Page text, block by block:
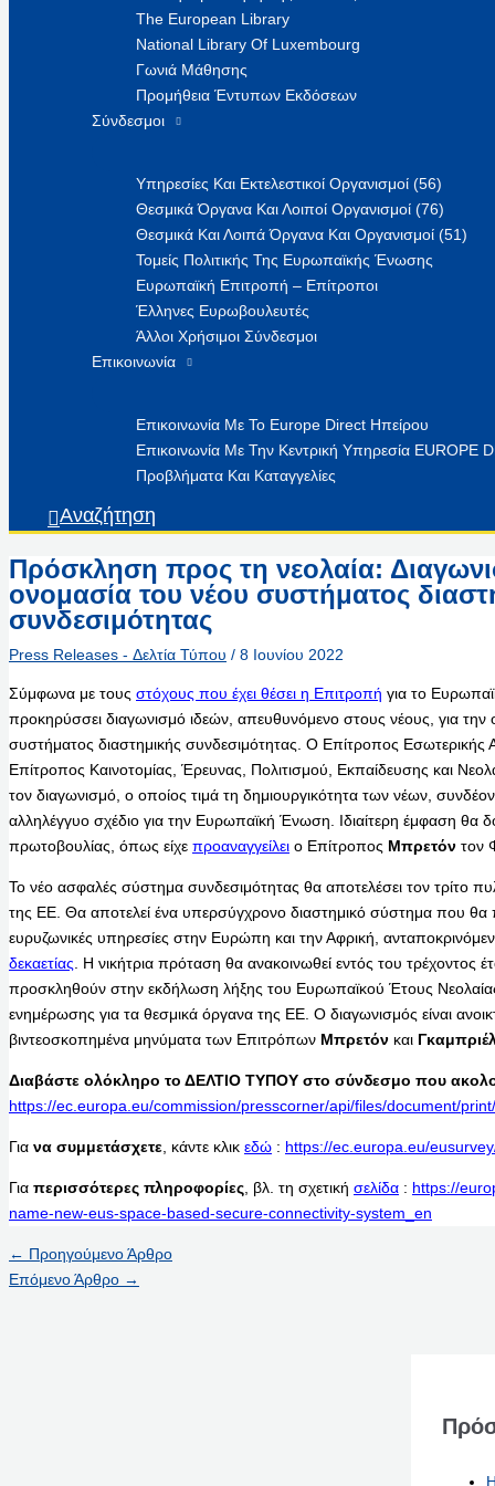
The European Library
National Library Of Luxembourg
Γωνιά Μάθησης
Προμήθεια Έντυπων Εκδόσεων
Σύνδεσμοι
Υπηρεσίες Και Εκτελεστικοί Οργανισμοί (56)
Θεσμικά Όργανα Και Λοιποί Οργανισμοί (76)
Θεσμικά Και Λοιπά Όργανα Και Οργανισμοί (51)
Τομείς Πολιτικής Της Ευρωπαϊκής Ένωσης
Ευρωπαϊκή Επιτροπή – Επίτροποι
Έλληνες Ευρωβουλευτές
Άλλοι Χρήσιμοι Σύνδεσμοι
Επικοινωνία
Επικοινωνία Με Το Europe Direct Ηπείρου
Επικοινωνία Με Την Κεντρική Υπηρεσία EUROPE
Προβλήματα Και Καταγγελίες
Αναζήτηση
Πρόσκληση προς τη νεολαία:
ονομασία του νέου συστήματος
συνδεσιμότητας
Press Releases - Δελτία Τύπου / 8 Ιουνίου 2022
Σύμφωνα με τους στόχους που έχει θέσει η Επιτροπή για το
προκηρύσσει διαγωνισμό ιδεών, απευθυνόμενο στους νέους, για
συστήματος διαστημικής συνδεσιμότητας. Ο Επίτροπος Εσωτερικής
Επίτροπος Καινοτομίας, Έρευνας, Πολιτισμού, Εκπαίδευσης και
τον διαγωνισμό, ο οποίος τιμά τη δημιουργικότητα των νέων,
αλληλέγγυο σχέδιο για την Ευρωπαϊκή Ένωση. Ιδιαίτερη έμφαση θα
πρωτοβουλίας, όπως είχε προαναγγείλει ο Επίτροπος Μπρετόν τον
Το νέο ασφαλές σύστημα συνδεσιμότητας θα αποτελέσει τον τρίτο
της ΕΕ. Θα αποτελεί ένα υπερσύγχρονο διαστημικό σύστημα που θα
ευρυζωνικές υπηρεσίες στην Ευρώπη και την Αφρική,
δεκαετίας . Η νικήτρια πρόταση θα ανακοινωθεί εντός του τρέχοντος
προσκληθούν στην εκδήλωση λήξης του Ευρωπαϊκού Έτους
ενημέρωσης για τα θεσμικά όργανα της ΕΕ. Ο διαγωνισμός είναι
βιντεοσκοπημένα μηνύματα των Επιτρόπων Μπρετόν και Γκαμπριέλ
Διαβάστε ολόκληρο το ΔΕΛΤΙΟ ΤΥΠΟΥ στο σύνδεσμο που
https://ec.europa.eu/commission/presscorner/api/files/document/
Για να συμμετάσχετε , κάντε κλικ εδώ : https://ec.europa.eu/
Για περισσότερες πληροφορίες , βλ. τη σχετική σελίδα : https://
name-new-eus-space-based-secure-connectivity-system_en
← Προηγούμενο Άρθρο
Επόμενο Άρθρο →